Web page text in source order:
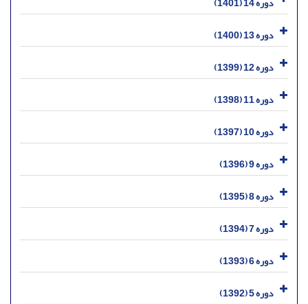
دوره 13 (1400)
دوره 12 (1399)
دوره 11 (1398)
دوره 10 (1397)
دوره 9 (1396)
دوره 8 (1395)
دوره 7 (1394)
دوره 6 (1393)
دوره 5 (1392)